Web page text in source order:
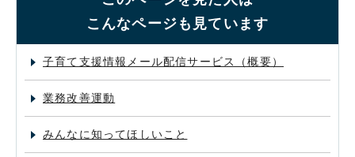
こんなページも見ています
子育て支援情報メール配信サービス（概要）
業務改善運動
みんなに知ってほしいこと